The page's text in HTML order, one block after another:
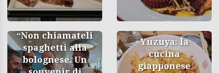
“Non chiamateli
spaghetti alla
bolognese. Un
Yuzuya: la
cucina
giapponese